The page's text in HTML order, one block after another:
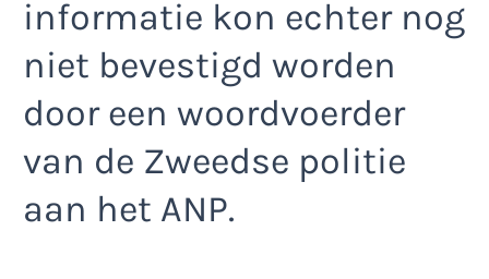
informatie kon echter nog
niet bevestigd worden
door een woordvoerder
van de Zweedse politie
aan het ANP.